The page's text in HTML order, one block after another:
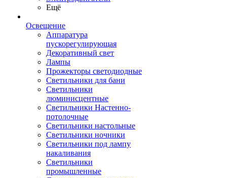
Ещё
Освещение
Аппаратура
пускорегулирующая
Декоративный свет
Лампы
Прожекторы светодиодные
Светильники для бани
Светильники
люминисцентные
Светильники Настенно-
потолочные
Светильники настольные
Светильники ночники
Светильники под лампу
накаливания
Светильники
промышленные